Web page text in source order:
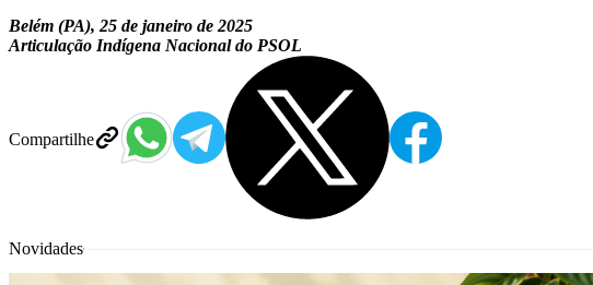
Compartilhe
Belém (PA), 25 de janeiro de 2025
Articulação Indígena Nacional do PSOL
Novidades